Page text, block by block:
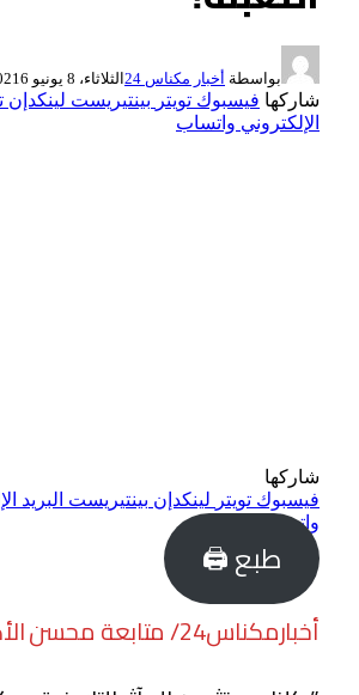
بواسطة أخبار مكناس 24 الثلاثاء، 8 يونيو 2021 6
شاركها فيسبوك تويتر بينتيريست لينكدإن
الإلكتروني واتساب
شاركها
فيسبوك تويتر لينكدإن بينتيريست البريد
واتساب
طبع 🖨
أخبارمكناس24/ متابعة محسن الأكرمين